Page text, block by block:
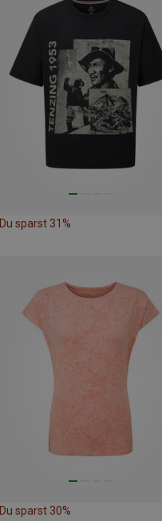
Du sparst 31%
Du sparst 30%